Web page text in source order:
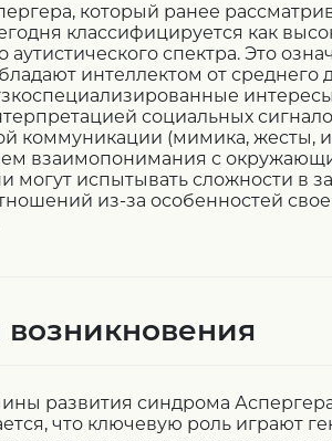
который ранее
классифицируется как
аутистического спектра. Это
интеллектом от среднего
социальных
коммуникации (мимика, жесты,
взаимопонимания с
могут испытывать сложности в
из-за особенностей
развития синдрома
что ключевую роль играют